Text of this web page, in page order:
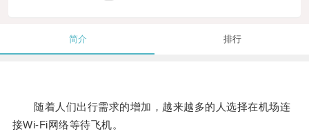
简介 排行
随着人们出行需求的增加，越来越多的人选择在机场连
接Wi-Fi网络等待飞机。